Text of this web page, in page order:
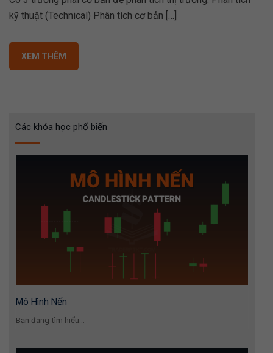
kỹ thuật (Technical) Phân tích cơ bản […]
XEM THÊM
Các khóa học phổ biến
Mô Hình Nến
Bạn đang tìm hiểu...